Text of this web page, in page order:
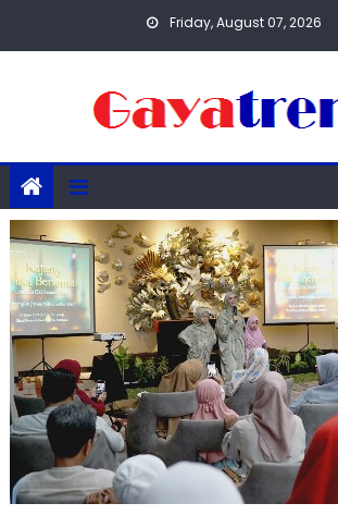
Friday, August 07, 2026